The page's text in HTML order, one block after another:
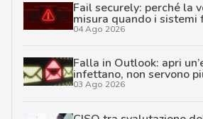
Fail securely: perché la
misura quando i sistemi
04 Ago 2026
Falla in Outlook: apri
infettano, non servono
03 Ago 2026